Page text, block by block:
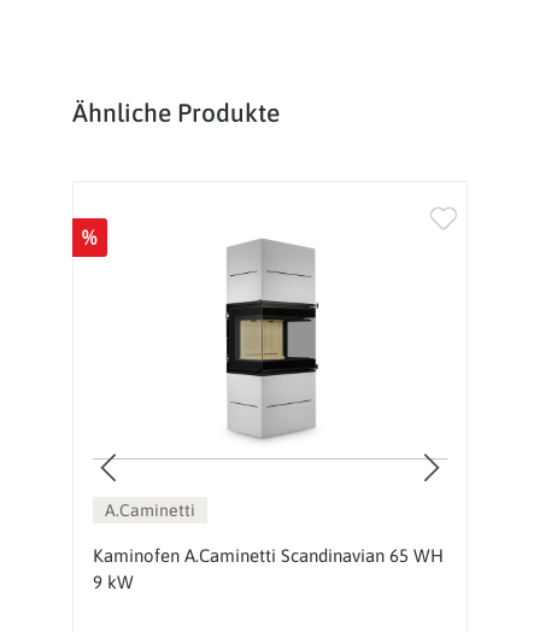
Produktgalerie überspringen
Ähnliche Produkte
%
A.Caminetti
Kaminofen A.Caminetti Scandinavian 65 WH
9 kW